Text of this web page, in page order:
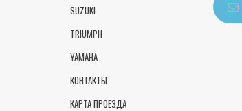
SUZUKI
TRIUMPH
YAMAHA
КОНТАКТЫ
КАРТА ПРОЕЗДА